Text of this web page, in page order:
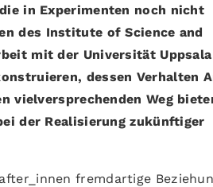
in Experimenten noch nicht
des Institute of Science and
mit der Universität
dessen Verhalten
vielversprechenden Weg
der Realisierung zukünftiger
fremdartige